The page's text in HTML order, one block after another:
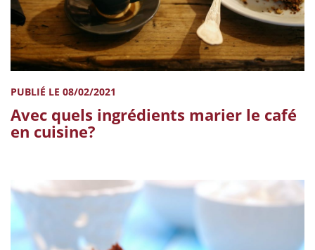
PUBLIÉ LE 08/02/2021
Avec quels ingrédients marier le café
en cuisine?